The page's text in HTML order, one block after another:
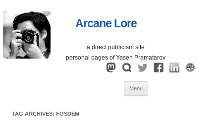
Arcane Lore
a direct publicism site
personal pages of Yasen Pramatarov
Menu
TAG ARCHIVES: FOSDEM